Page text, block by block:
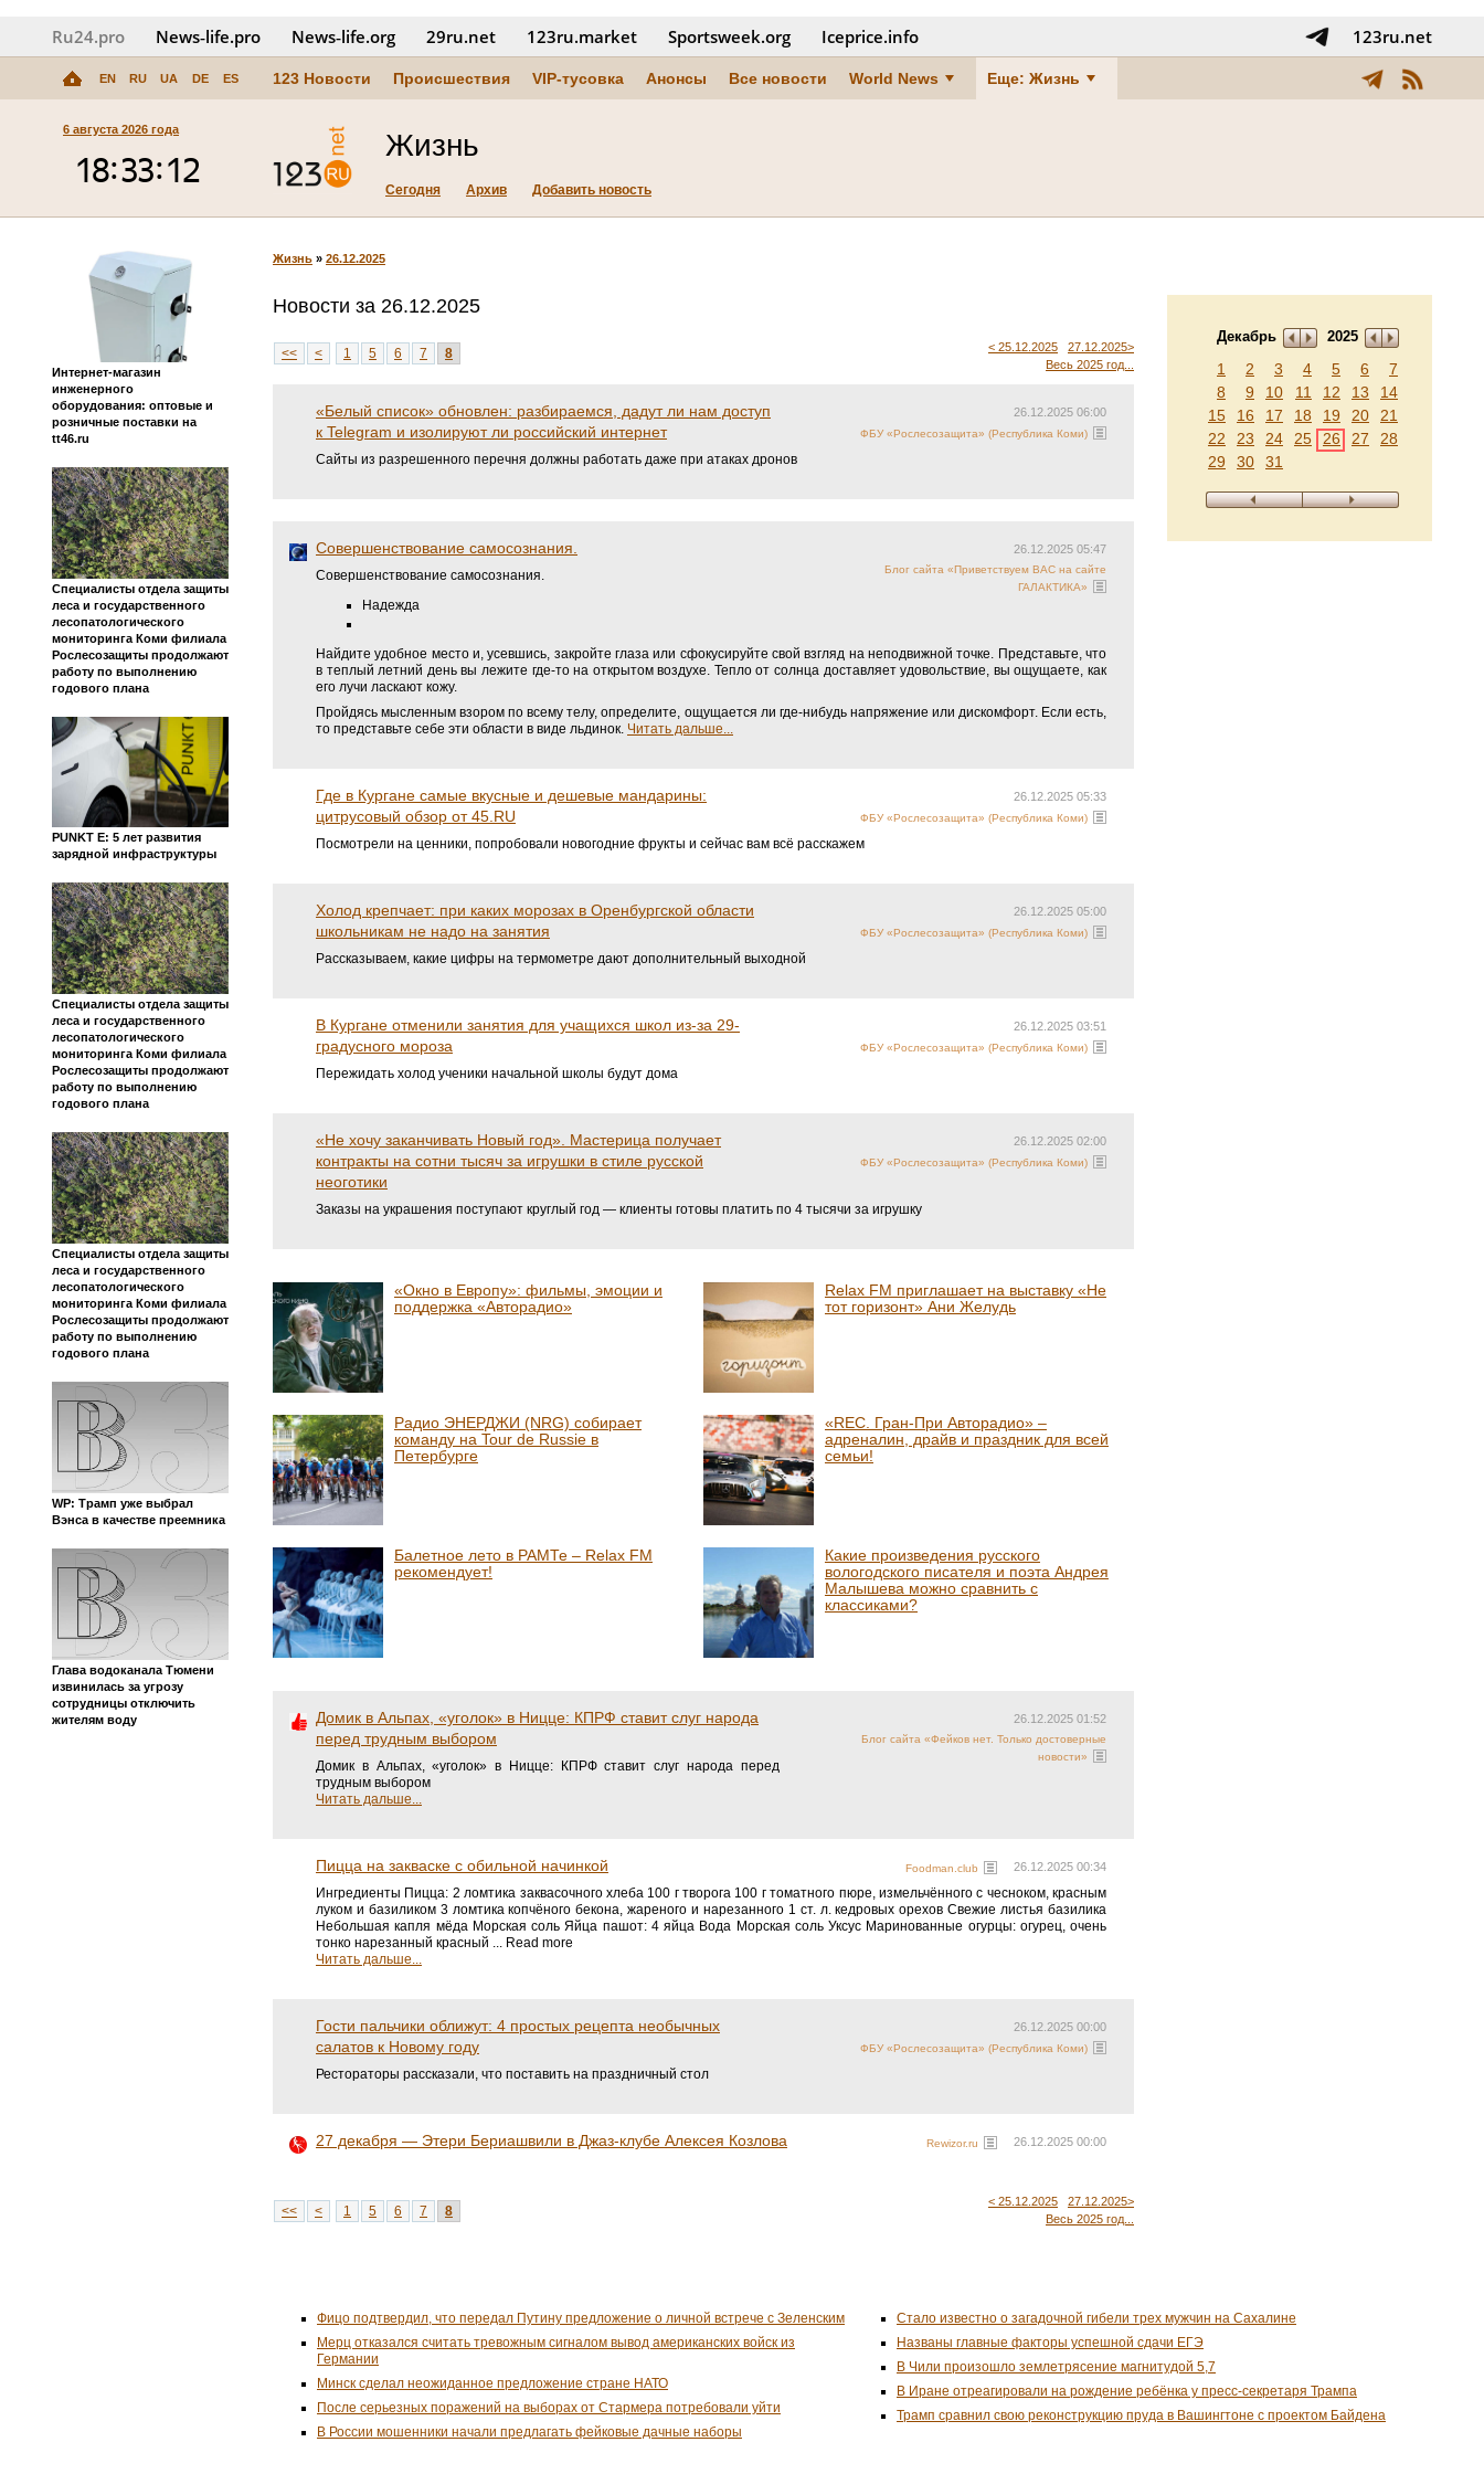
Ru24.pro News‑life.pro News‑life.org 29ru.net 123ru.market Sportsweek.org Iceprice.info 123ru.net
EN RU UA DE ES 123 Новости Происшествия VIP-тусовка Анонсы Все новости World News Еще: Жизнь
6 августа 2026 года Жизнь
Сегодня Архив Добавить новость
Интернет-магазин
инженерного
оборудования: оптовые и
розничные поставки на
tt46.ru
Специалисты отдела защиты
леса и государственного
лесопатологического
мониторинга Коми филиала
Рослесозащиты продолжают
работу по выполнению
годового плана
PUNKT E: 5 лет развития
зарядной инфраструктуры
Специалисты отдела защиты
леса и государственного
лесопатологического
мониторинга Коми филиала
Рослесозащиты продолжают
работу по выполнению
годового плана
Специалисты отдела защиты
леса и государственного
лесопатологического
мониторинга Коми филиала
Рослесозащиты продолжают
работу по выполнению
годового плана
WP: Трамп уже выбрал
Вэнса в качестве преемника
Глава водоканала Тюмени
извинилась за угрозу
сотрудницы отключить
жителям воду
Жизнь » 26.12.2025
Декабрь 2025
1 2 3 4 5 6
7
8
9 10 11 12 13
14
15
16 17 18 19 20
21
22
23 24 25 26 27
28
29
30 31
Новости за 26.12.2025
< 25.12.2025
27.12.2025>
Весь 2025 год...
<< < 1 5 6 7 8
26.12.2025 06:00
ФБУ «Рослесозащита» (Республика Коми)
«Белый список» обновлен: разбираемся, дадут ли нам доступ
к Telegram и изолируют ли российский интернет
Сайты из разрешенного перечня должны работать даже при атаках дронов
26.12.2025 05:47
Блог сайта «Приветствуем ВАС на сайте
ГАЛАКТИКА»
Совершенствование самосознания.
Совершенствование самосознания.
Надежда
Найдите удобное место и, усевшись, закройте глаза или сфокусируйте свой взгляд на неподвижной точке. Представьте, что
в теплый летний день вы лежите где-то на открытом воздухе. Тепло от солнца доставляет удовольствие, вы ощущаете, как
его лучи ласкают кожу.
Пройдясь мысленным взором по всему телу, определите, ощущается ли где-нибудь напряжение или дискомфорт. Если есть,
то представьте себе эти области в виде льдинок. Читать дальше...
26.12.2025 05:33
ФБУ «Рослесозащита» (Республика Коми)
Где в Кургане самые вкусные и дешевые мандарины:
цитрусовый обзор от 45.RU
Посмотрели на ценники, попробовали новогодние фрукты и сейчас вам всё расскажем
26.12.2025 05:00
ФБУ «Рослесозащита» (Республика Коми)
Холод крепчает: при каких морозах в Оренбургской области
школьникам не надо на занятия
Рассказываем, какие цифры на термометре дают дополнительный выходной
26.12.2025 03:51
ФБУ «Рослесозащита» (Республика Коми)
В Кургане отменили занятия для учащихся школ из-за 29-
градусного мороза
Пережидать холод ученики начальной школы будут дома
26.12.2025 02:00
ФБУ «Рослесозащита» (Республика Коми)
«Не хочу заканчивать Новый год». Мастерица получает
контракты на сотни тысяч за игрушки в стиле русской
неоготики
Заказы на украшения поступают круглый год — клиенты готовы платить по 4 тысячи за игрушку
«Окно в Европу»: фильмы, эмоции и
поддержка «Авторадио»
Relax FM приглашает на выставку «Не
тот горизонт» Ани Желудь
Радио ЭНЕРДЖИ (NRG) собирает
команду на Tour de Russie в
Петербурге
«REC. Гран-При Авторадио» –
адреналин, драйв и праздник для всей
семьи!
Балетное лето в РАМТе – Relax FM
рекомендует!
Какие произведения русского
вологодского писателя и поэта Андрея
Малышева можно сравнить с
классиками?
26.12.2025 01:52
Блог сайта «Фейков нет. Только достоверные
новости»
Домик в Альпах, «уголок» в Ницце: КПРФ ставит слуг народа
перед трудным выбором
Домик в Альпах, «уголок» в Ницце: КПРФ ставит слуг народа перед
трудным выбором
Читать дальше...
26.12.2025 00:34
Foodman.club
Пицца на закваске с обильной начинкой
Ингредиенты Пицца: 2 ломтика заквасочного хлеба 100 г творога 100 г томатного пюре, измельчённого с чесноком, красным
луком и базиликом 3 ломтика копчёного бекона, жареного и нарезанного 1 ст. л. кедровых орехов Свежие листья базилика
Небольшая капля мёда Морская соль Яйца пашот: 4 яйца Вода Морская соль Уксус Маринованные огурцы: огурец, очень
тонко нарезанный красный ... Read more
Читать дальше...
26.12.2025 00:00
ФБУ «Рослесозащита» (Республика Коми)
Гости пальчики оближут: 4 простых рецепта необычных
салатов к Новому году
Рестораторы рассказали, что поставить на праздничный стол
26.12.2025 00:00
Rewizor.ru
27 декабря — Этери Бериашвили в Джаз-клубе Алексея Козлова
<< < 1 5 6 7 8
< 25.12.2025
27.12.2025>
Весь 2025 год...
Фицо подтвердил, что передал Путину предложение о личной встрече с Зеленским
Мерц отказался считать тревожным сигналом вывод американских войск из
Германии
Минск сделал неожиданное предложение стране НАТО
После серьезных поражений на выборах от Стармера потребовали уйти
В России мошенники начали предлагать фейковые дачные наборы
Стало известно о загадочной гибели трех мужчин на Сахалине
Названы главные факторы успешной сдачи ЕГЭ
В Чили произошло землетрясение магнитудой 5,7
В Иране отреагировали на рождение ребёнка у пресс-секретаря Трампа
Трамп сравнил свою реконструкцию пруда в Вашингтоне с проектом Байдена